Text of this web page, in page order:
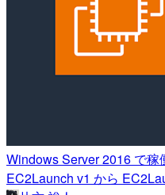
Windows Server 2016 で
EC2Launch v1 から